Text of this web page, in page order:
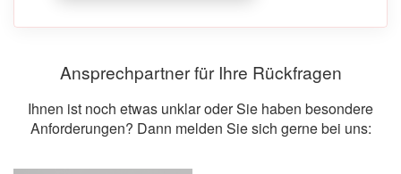
Ansprechpartner für Ihre Rückfragen
Ihnen ist noch etwas unklar oder Sie haben besondere
Anforderungen? Dann melden Sie sich gerne bei uns: